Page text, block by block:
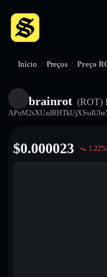
Início / Preços / Preço
brainrot (ROT)
$0.000023 1.22%